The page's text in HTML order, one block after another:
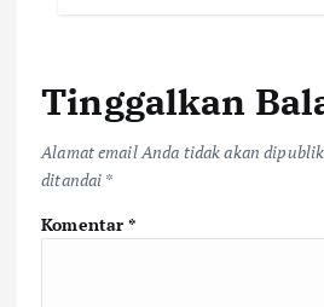
Tinggalkan
Alamat email Anda tidak akan
ditandai *
Komentar*